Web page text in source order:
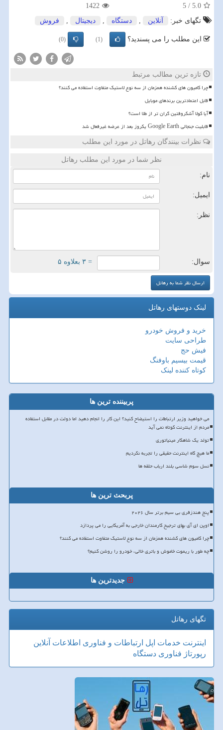
5.0
/
5
1422
تگهای خبر:
آنلاین , دستگاه , دیجیتال , فروش
این مطلب را می پسندید؟ (1)
(0)
تازه ترین مطالب مرتبط
چرا کامیون های کشنده همزمان از سه نوع لاستیک متفاوت استفاده می کنند؟
قابل اعتمادترین برندهای موبایل
آیا کولا آشکروفتین گران تر از طلا است؟
قابلیت جنجالی Google Earth یکروز بعد از عرضه غیرفعال شد
نظرات بینندگان رهاتل در مورد این مطلب
نظر شما در مورد این مطلب رهاتل
نام:
ایمیل:
نظر:
سوال: = ۳ بعلاوه ۵
لینک دوستهای رهاتل
خرید و فروش خودرو
طراحی سایت
فیش حج
قیمت بیسیم باوفنگ
کوتاه کننده لینک
پربیننده ترین ها
می خواهید وزیر ارتباطات را استیضاح کنید؟ این کار را انجام دهید اما دولت در مقابل استفاده
مردم از اینترنت کوتاه نمی آید
تولد یک شاهکار مینیاتوری
ما هیچ گاه اینترنت حقیقی را تجربه نکردیم
نسل سوم شاسی بلند ارباب حلقه ها
پربحث ترین ها
پنج هندزفری بی سیم برتر سال ۲۰۲۶
اوپن ای آی بهای ترجیح کارمندان خارجی به آمریکایی را می پردازد
چرا کامیون های کشنده همزمان از سه نوع لاستیک متفاوت استفاده می کنند؟
چه طور با ریموت خاموش و باتری خالی، خودرو را روشن کنیم؟
جدیدترین ها
تگهای رهاتل
اینترنت خدمات اپل ارتباطات و فناوری اطلاعات آنلاین
رپورتاژ فناوری دستگاه